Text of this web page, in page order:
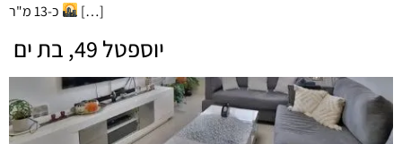
[…]
יוספטל 49, בת ים